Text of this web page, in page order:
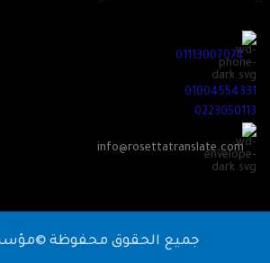
01113007074
01004554331
0223050113
info@rosettatranslate.com
جميع الحقوق محفوظة